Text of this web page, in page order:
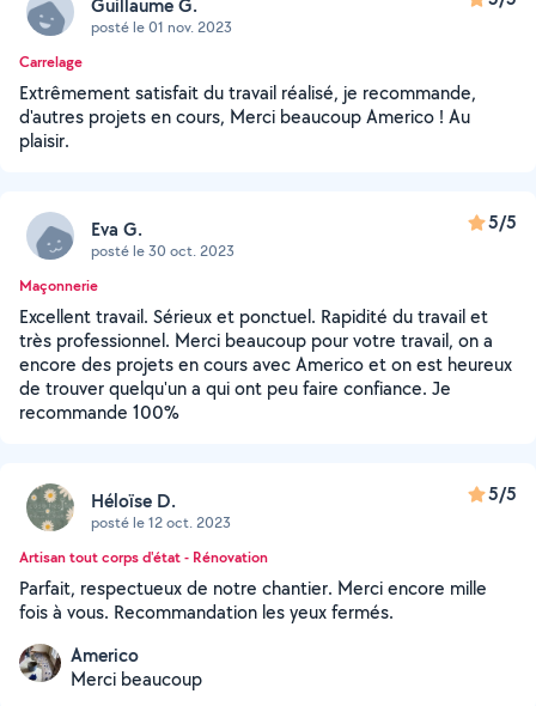
posté le 01 nov. 2023
Carrelage
Extrêmement satisfait du travail réalisé, je recommande,
d'autres projets en cours, Merci beaucoup Americo ! Au
plaisir.
Eva G.
posté le 30 oct. 2023
5/5
Maçonnerie
Excellent travail. Sérieux et ponctuel. Rapidité du travail et
très professionnel. Merci beaucoup pour votre travail, on a
encore des projets en cours avec Americo et on est heureux
de trouver quelqu'un a qui ont peu faire confiance. Je
recommande 100%
Héloïse D.
posté le 12 oct. 2023
5/5
Artisan tout corps d'état - Rénovation
Parfait, respectueux de notre chantier. Merci encore mille
fois à vous. Recommandation les yeux fermés.
Americo
Merci beaucoup